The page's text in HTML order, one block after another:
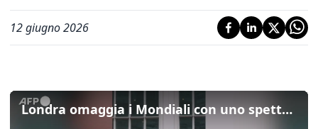
12 giugno 2026
Londra omaggia i Mondiali con uno spettacolare “Nessun Dorma”